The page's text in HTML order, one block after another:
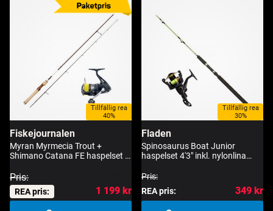
Tillfällig rea
40%
Fiskejournalen
Myran Myrmecia Trout +
Shimano Catana FE haspelset 6'
Pris:
REA pris:
1 199 kr
Tillfällig rea
30%
Fladen
Spinosaurus Boat Junior
haspelset 4'3" inkl. nylonlina
Pris:
REA pris:
349 kr